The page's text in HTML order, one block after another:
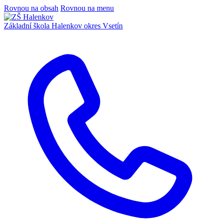
Rovnou na obsah Rovnou na menu
Základní škola Halenkov okres Vsetín